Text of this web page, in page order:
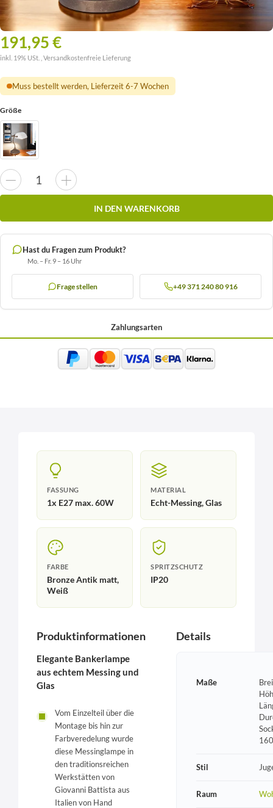
191,95 €
inkl. 19% USt. , Versandkostenfreie Lieferung
Muss bestellt werden, Lieferzeit 6-7 Wochen
Größe
IN DEN WARENKORB
Hast du Fragen zum Produkt?
Mo. – Fr. 9 – 16 Uhr
Frage stellen +49 371 240 80 916
Zahlungsarten
FASSUNG
1x E27 max. 60W
MATERIAL
Echt-Messing, Glas
FARBE
Bronze Antik matt,
Weiß
SPRITZSCHUTZ
IP20
Produktinformationen
Elegante Bankerlampe
aus echtem Messing und
Glas
Vom Einzelteil über die
Montage bis hin zur
Farbveredelung wurde
diese Messinglampe in
den traditionsreichen
Werkstätten von
Giovanni Battista aus
Italien von Hand
Details
Maße
Stil
Raum